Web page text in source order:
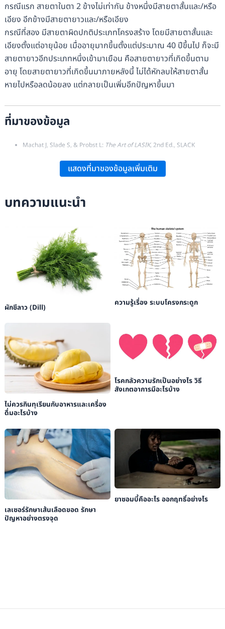
กรณีแรก สายตาในตา 2 ข้างไม่เท่ากัน ข้างหนึ่งมีสายตาสั้นและ/หรือ
เอียง อีกข้างมีสายตายาวและ/หรือเอียง
กรณีที่สอง มีสายตาผิดปกติประเภทโครงสร้าง โดยมีสายตาสั้นและ
เอียงตั้งแต่อายุน้อย เมื่ออายุมากขึ้นตั้งแต่ประมาณ 40 ปีขึ้นไป ก็จะมี
สายตายาวอีกประเภทหนึ่งเข้ามาเยือน คือสายตายาวที่เกิดขึ้นตาม
อายุ โดยสายตายาวที่เกิดขึ้นมาภายหลังนี้ ไม่ได้หักลบให้สายตาสั้น
หายไปหรือลดน้อยลง แต่กลายเป็นเพิ่มอีกปัญหาขึ้นมา
ที่มาของข้อมูล
Machat J, Slade S, & Probst L: The Art of LASIK, 2nd Ed., SLACK
American Academy of Ophthalmology:2018-2019 Basic and Clinical
American Academy of Ophthalmology:
Science Course, Section 13 Refractive Surgery
แสดงที่มาของข้อมูลเพิ่มเติม
บทความแนะนำ
ผักชีลาว (Dill) ความรู้เรื่อง ระบบโครงกระดูก
ไม่ควรกินทุเรียนกับอาหารและเครื่อง
ดื่มอะไรบ้าง
โรคกลัวความรักเป็นอย่างไร วิธี
สังเกตอาการมีอะไรบ้าง
เลเซอร์รักษาเส้นเลือดขอด รักษา
ปัญหาอย่างตรงจุด
ยาซอมบี้คืออะไร ออกฤทธิ์อย่างไร